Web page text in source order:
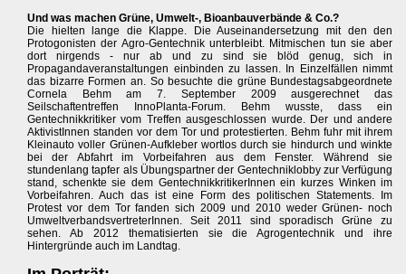
Und was machen Grüne, Umwelt-, Bioanbauverbände & Co.?
Die hielten lange die Klappe. Die Auseinandersetzung mit den den
Protogonisten der Agro-Gentechnik unterbleibt. Mitmischen tun sie aber
dort nirgends - nur ab und zu sind sie blöd genug, sich in
Propagandaveranstaltungen einbinden zu lassen. In Einzelfällen nimmt
das bizarre Formen an. So besuchte die grüne Bundestagsabgeordnete
Cornela Behm am 7. September 2009 ausgerechnet das
Seilschaftentreffen InnoPlanta-Forum. Behm wusste, dass ein
Gentechnikkritiker vom Treffen ausgeschlossen wurde. Der und andere
AktivistInnen standen vor dem Tor und protestierten. Behm fuhr mit ihrem
Kleinauto voller Grünen-Aufkleber wortlos durch sie hindurch und winkte
bei der Abfahrt im Vorbeifahren aus dem Fenster. Während sie
stundenlang tapfer als Übungspartner der Gentechniklobby zur Verfügung
stand, schenkte sie dem GentechnikkritikerInnen ein kurzes Winken im
Vorbeifahren. Auch das ist eine Form des politischen Statements. Im
Protest vor dem Tor fanden sich 2009 und 2010 weder Grünen- noch
UmweltverbandsvertreterInnen. Seit 2011 sind sporadisch Grüne zu
sehen. Ab 2012 thematisierten sie die Agrogentechnik und ihre
Hintergründe auch im Landtag.